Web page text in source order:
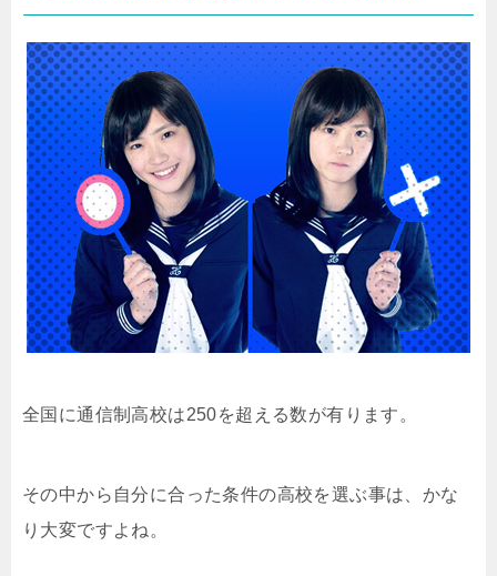
全国に通信制高校は250を超える数が有ります。
その中から自分に合った条件の高校を選ぶ事は、かな
り大変ですよね。